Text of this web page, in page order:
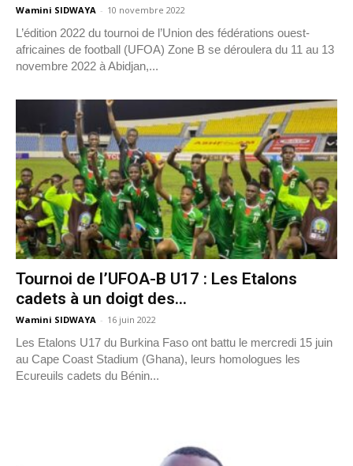
Wamini SIDWAYA - 10 novembre 2022
L’édition 2022 du tournoi de l’Union des fédérations ouest-
africaines de football (UFOA) Zone B se déroulera du 11 au 13
novembre 2022 à Abidjan,...
Tournoi de l’UFOA-B U17 : Les Etalons
cadets à un doigt des...
Wamini SIDWAYA - 16 juin 2022
Les Etalons U17 du Burkina Faso ont battu le mercredi 15 juin
au Cape Coast Stadium (Ghana), leurs homologues les
Ecureuils cadets du Bénin...